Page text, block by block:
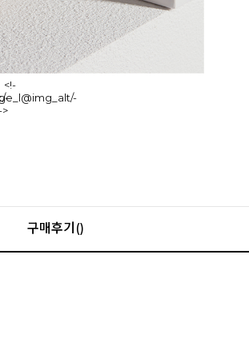
구매후기()